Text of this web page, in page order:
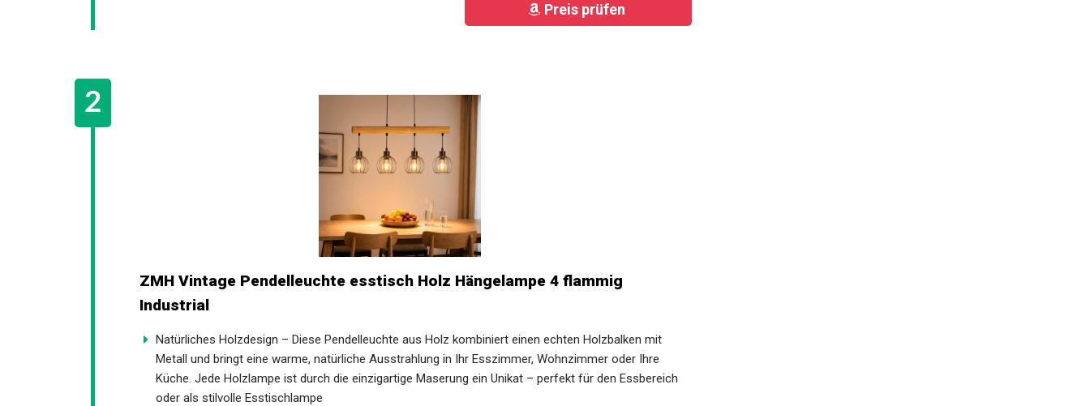
Preis prüfen
ZMH Vintage Pendelleuchte esstisch Holz Hängelampe 4 flammig
Industrial
Natürliches Holzdesign – Diese Pendelleuchte aus Holz kombiniert einen echten Holzbalken mit
Metall und bringt eine warme, natürliche Ausstrahlung in Ihr Esszimmer, Wohnzimmer oder Ihre
Küche. Jede Holzlampe ist durch die einzigartige Maserung ein Unikat – perfekt für den Essbereich
oder als stilvolle Esstischlampe